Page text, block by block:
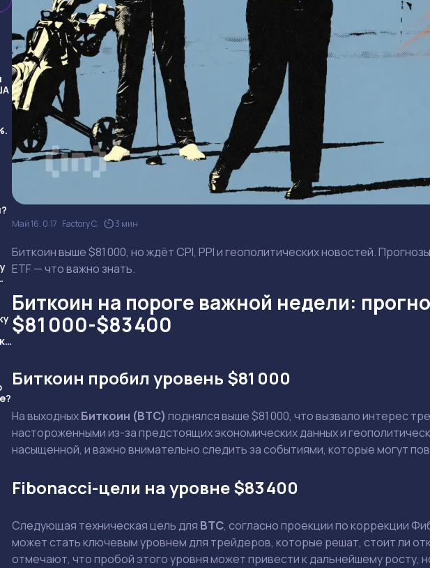
Май 16, 0:17 Factory C. 3 мин
Биткоин выше $81 000, но ждёт CPI, PPI и геополитических новостей.
ETF — что важно знать.
Биткоин на пороге важной недели:
$81 000-$83 400
Биткоин пробил уровень $81 000
На выходныхБиткоин (BTC) поднялся выше $81 000, что вызвало интерес
настороженными из-за предстоящих экономических данных и
насыщенной, и важно внимательно следить за событиями, которые могут
Fibonacci-цели на уровне $83 400
Следующая техническая цель для BTC, согласно проекции по коррекции
может стать ключевым уровнем для трейдеров, которые решат, стоит ли
отмечают, что пробой этого уровня может привести к дальнейшему росту,
Задать вопрос эксперту
Выбрать эксперта